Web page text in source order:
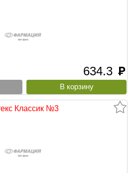
634.3 руб
Классик №3